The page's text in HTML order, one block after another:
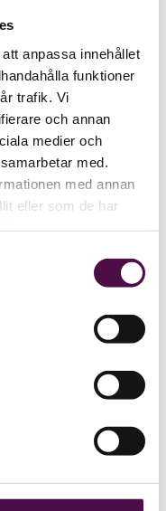
anpassa innehållet
funktioner
trafik. Vi
och annan
medier och
med.
med annan
eller som de har